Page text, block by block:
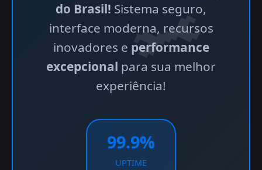
do Brasil! Sistema seguro,
interface moderna, recursos
inovadores e performance
excepcional para sua melhor
experiência!
99.9%
UPTIME